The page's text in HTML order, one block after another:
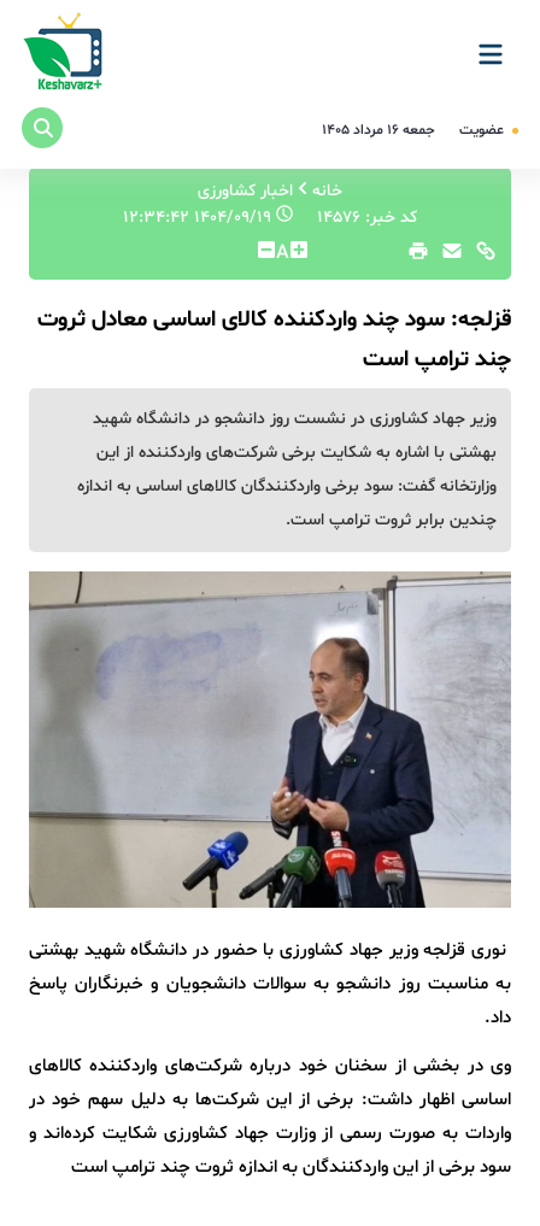
عضویت جمعه ۱۶ مرداد ۱۴۰۵
خانه
اخبار کشاورزی
کد خبر: 14576
۱۴۰۴/۰۹/۱۹ ۱۲:۳۴:۴۲
A
قزلجه: سود چند واردکننده کالای اساسی معادل ثروت
چند ترامپ است
وزیر جهاد کشاورزی در نشست روز دانشجو در دانشگاه شهید
بهشتی با اشاره به شکایت برخی شرکت‌های واردکننده از این
وزارتخانه گفت: سود برخی واردکنندگان کالاهای اساسی به اندازه
چندین برابر ثروت ترامپ است.
نوری قزلجه وزیر جهاد کشاورزی با حضور در دانشگاه شهید بهشتی
به مناسبت روز دانشجو به سوالات دانشجویان و خبرنگاران پاسخ
داد.
وی در بخشی از سخنان خود درباره شرکت‌های واردکننده کالاهای
اساسی اظهار داشت: برخی از این شرکت‌ها به دلیل سهم خود در
واردات به صورت رسمی از وزارت جهاد کشاورزی شکایت کرده‌اند و
سود برخی از این واردکنندگان به اندازه ثروت چند ترامپ است